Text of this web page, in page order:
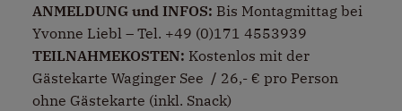
ANMELDUNG und INFOS: Bis Montagmittag bei
Yvonne Liebl – Tel. +49 (0)171 4553939
TEILNAHMEKOSTEN: Kostenlos mit der
Gästekarte Waginger See / 26,- € pro Person
ohne Gästekarte (inkl. Snack)